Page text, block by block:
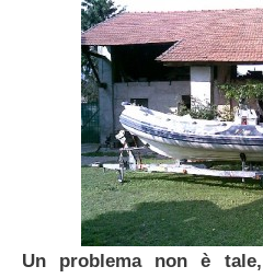
Un problema non è tale,